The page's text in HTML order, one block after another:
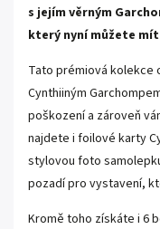
s jejím věrným
který nyní můžete mít
Tato prémiová kolekce
Cynthiiným
poškození a zároveň
najdete i foilové karty
stylovou foto
pozadí pro vystavení,
Kromě toho získáte i 6